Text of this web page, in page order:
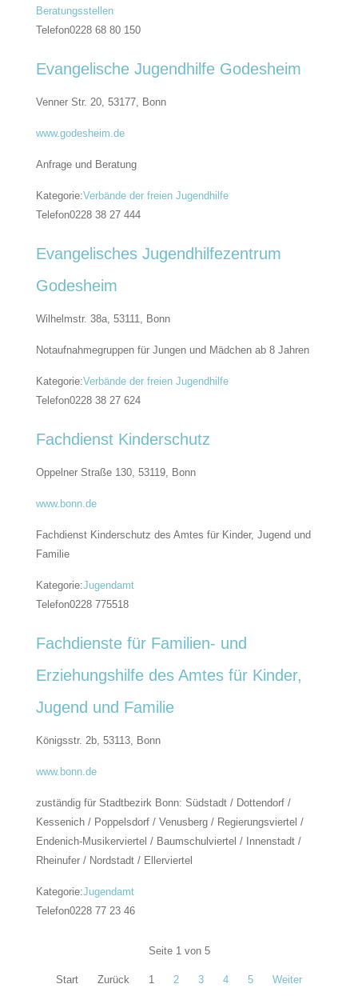
Beratungsstellen
Telefon0228 68 80 150
Evangelische Jugendhilfe Godesheim
Venner Str. 20, 53177, Bonn
www.godesheim.de
Anfrage und Beratung
Kategorie:Verbände der freien Jugendhilfe
Telefon0228 38 27 444
Evangelisches Jugendhilfezentrum
Godesheim
Wilhelmstr. 38a, 53111, Bonn
Notaufnahmegruppen für Jungen und Mädchen ab 8 Jahren
Kategorie:Verbände der freien Jugendhilfe
Telefon0228 38 27 624
Fachdienst Kinderschutz
Oppelner Straße 130, 53119, Bonn
www.bonn.de
Fachdienst Kinderschutz des Amtes für Kinder, Jugend und
Familie
Kategorie:Jugendamt
Telefon0228 775518
Fachdienste für Familien- und
Erziehungshilfe des Amtes für Kinder,
Jugend und Familie
Königsstr. 2b, 53113, Bonn
www.bonn.de
zuständig für Stadtbezirk Bonn: Südstadt / Dottendorf /
Kessenich / Poppelsdorf / Venusberg / Regierungsviertel /
Endenich-Musikerviertel / Baumschulviertel / Innenstadt /
Rheinufer / Nordstadt / Ellerviertel
Kategorie:Jugendamt
Telefon0228 77 23 46
Seite 1 von 5
Start Zurück 1 2 3 4 5 Weiter